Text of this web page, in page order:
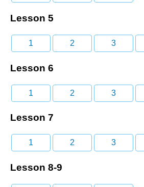
Lesson 5
1 2 3
Lesson 6
1 2 3
Lesson 7
1 2 3
Lesson 8-9